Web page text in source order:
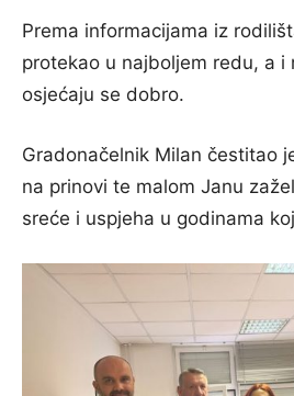
Prema informacijama iz
protekao u najboljem redu, a i
osjećaju se dobro.
Gradonačelnik Milan čestitao
na prinovi te malom Janu
sreće i uspjeha u godinama